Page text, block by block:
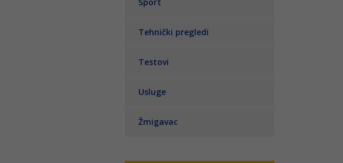
Tehnički pregledi
Testovi
Usluge
Žmigavac